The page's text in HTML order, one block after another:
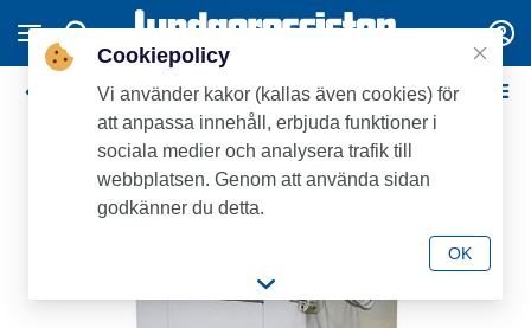
Metrotherm
Cookiepolicy
Vi använder kakor (kallas även cookies) för
att anpassa innehåll, erbjuda funktioner i
sociala medier och analysera trafik till
webbplatsen. Genom att använda sidan
godkänner du detta.
OK